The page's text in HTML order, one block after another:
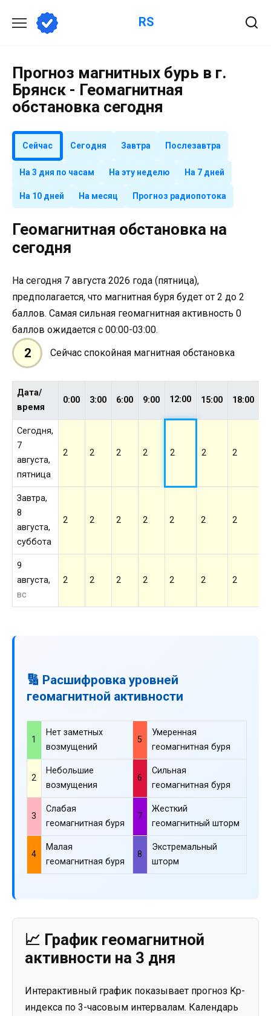
содержанию
RS
Прогноз магнитных бурь в г.
Брянск - Геомагнитная
обстановка сегодня
Сейчас Сегодня Завтра Послезавтра
На 3 дня по часам На эту неделю На 7 дней
На 10 дней На месяц Прогноз радиопотока
Геомагнитная обстановка на
сегодня
На сегодня 7 августа 2026 года (пятница),
предполагается, что магнитная буря будет от 2 до 2
баллов. Самая сильная геомагнитная активность 0
баллов ожидается с 00:00-03:00.
2 Сейчас спокойная магнитная обстановка
Дата/
время
0:00 3:00 6:00 9:00 12:00 15:00 18:00
Сегодня,
7
августа,
пятница
2 2 2 2 2 2 2
Завтра,
8
августа,
суббота
2 2 2 2 2 2 2
9
августа,
вс
2 2 2 2 2 2 2
🔢 Расшифровка уровней
геомагнитной активности
1
Нет заметных
возмущений
5
Умеренная
геомагнитная буря
2
Небольшие
возмущения
6
Сильная
геомагнитная буря
3
Слабая
геомагнитная буря
7
Жесткий
геомагнитный шторм
4
Малая
геомагнитная буря
8
Экстремальный
шторм
📈 График геомагнитной
активности на 3 дня
Интерактивный график показывает прогноз Kp-
индекса по 3-часовым интервалам. Календарь